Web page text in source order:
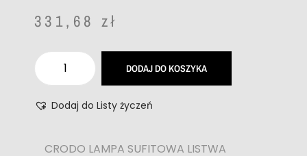
331,68 zł
DODAJ DO KOSZYKA
Dodaj do Listy życzeń
CRODO LAMPA SUFITOWA LISTWA